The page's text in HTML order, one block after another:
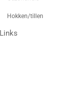
Hokken/tillen
Links